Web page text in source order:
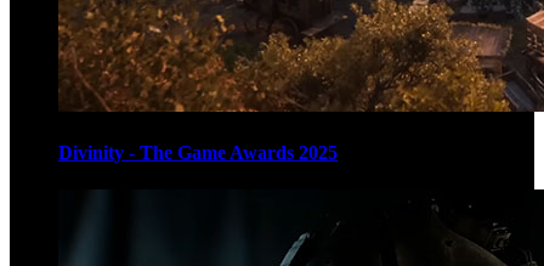
Divinity - The Game Awards 2025